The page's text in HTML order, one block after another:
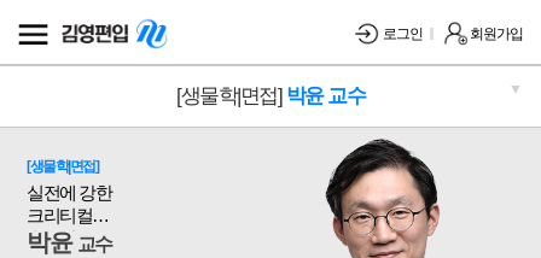
로그인 회원가입
[생물학|면접] 박윤 교수 ▼
[생물학|면접]
실전에 강한
크리티컬
솔루션
박윤 교수